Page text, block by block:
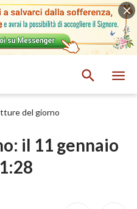
del giorno
il 11 gennaio